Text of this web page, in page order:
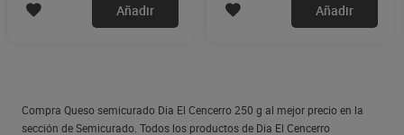
Añadir Añadir
Compra Queso semicurado Dia El Cencerro 250 g al mejor precio en la
sección de Semicurado. Todos los productos de Dia El Cencerro